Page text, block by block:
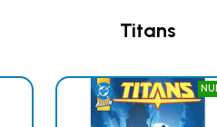
Titans